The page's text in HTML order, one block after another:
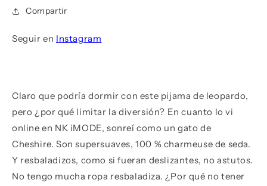
Compartir
Seguir en Instagram
Claro que podría dormir con este pijama de leopardo,
pero ¿por qué limitar la diversión? En cuanto lo vi
online en NK iMODE, sonreí como un gato de
Cheshire. Son supersuaves, 100 % charmeuse de seda.
Y resbaladizos, como si fueran deslizantes, no astutos.
No tengo mucha ropa resbaladiza. ¿Por qué no tener